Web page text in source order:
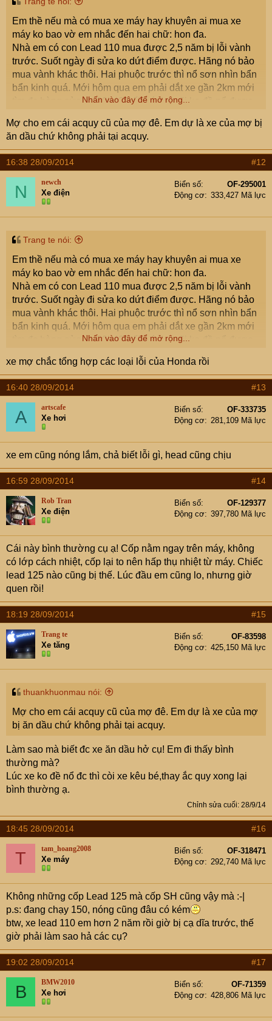
Em thề nếu mà có mua xe máy hay khuyên ai mua xe
máy ko bao vờ em nhắc đến hai chữ: hon đa.
Nhà em có con Lead 110 mua được 2,5 năm bị lỗi vành
trước. Suốt ngày đi sửa ko dứt điểm được. Hãng nó bảo
mua vành khác thôi. Hai phuộc trước thì nổ sơn nhìn bẩn
bẩn kinh quá. Mới hôm qua em phải dắt xe gần 2km mới
tìm đc hàng sửa xe,20h40" tối. Lý do mãi ko đề nổ được.
xong bảo acquy yếu. Hix,bấm bụng thay cái mới. Cái
theo xe em cầm về thấy nó ghi made in ThaiLan mà sao
chất lượng lởm vậy ạ? Hơn 2 là hỏng.
Nhấn vào đây để mở rộng...
Mợ cho em cái acquy cũ của mợ đê. Em dự là xe của mợ bị
ăn dầu chứ không phải tại acquy.
16:38 28/09/2014 #12
N newch
Xe điện
Biển số
OF-295001
Động cơ
333,427 Mã lực
Trang te nói:
Em thề nếu mà có mua xe máy hay khuyên ai mua xe
máy ko bao vờ em nhắc đến hai chữ: hon đa.
Nhà em có con Lead 110 mua được 2,5 năm bị lỗi vành
trước. Suốt ngày đi sửa ko dứt điểm được. Hãng nó bảo
mua vành khác thôi. Hai phuộc trước thì nổ sơn nhìn bẩn
bẩn kinh quá. Mới hôm qua em phải dắt xe gần 2km mới
tìm đc hàng sửa xe,20h40" tối. Lý do mãi ko đề nổ được.
xong bảo acquy yếu. Hix,bấm bụng thay cái mới. Cái
theo xe em cầm về thấy nó ghi made in ThaiLan mà sao
chất lượng lởm vậy ạ? Hơn 2 là hỏng.
Nhấn vào đây để mở rộng...
xe mợ chắc tổng hợp các loại lỗi của Honda rồi
16:40 28/09/2014 #13
A artscafe
Xe hơi
Biển số
OF-333735
Động cơ
281,109 Mã lực
xe em cũng nóng lắm, chả biết lỗi gì, head cũng chịu
16:59 28/09/2014 #14
Rob Tran
Xe điện
Biển số
OF-129377
Động cơ
397,780 Mã lực
Cái này bình thường cụ ạ! Cốp nằm ngay trên máy, không
có lớp cách nhiệt, cốp lại to nên hấp thụ nhiệt từ máy. Chiếc
lead 125 nào cũng bị thế. Lúc đầu em cũng lo, nhưng giờ
quen rồi!
18:19 28/09/2014 #15
Trang te
Xe tăng
Biển số
OF-83598
Động cơ
425,150 Mã lực
thuankhuonmau nói:
Mợ cho em cái acquy cũ của mợ đê. Em dự là xe của mợ
bị ăn dầu chứ không phải tại acquy.
Làm sao mà biết đc xe ăn dầu hở cụ! Em đi thấy bình
thường mà?
Lúc xe ko đề nổ đc thì còi xe kêu bé,thay ắc quy xong lại
bình thường ạ.
Chỉnh sửa cuối: 28/9/14
18:45 28/09/2014 #16
T tam_hoang2008
Xe máy
Biển số
OF-318471
Động cơ
292,740 Mã lực
Không những cốp Lead 125 mà cốp SH cũng vậy mà :-|
p.s: đang chạy 150, nóng cũng đâu có kém
btw, xe lead 110 em hơn 2 năm rồi giờ bị cạ dĩa trước, thế
giờ phải làm sao hả các cụ?
19:02 28/09/2014 #17
B BMW2010
Xe hơi
Biển số
OF-71359
Động cơ
428,806 Mã lực